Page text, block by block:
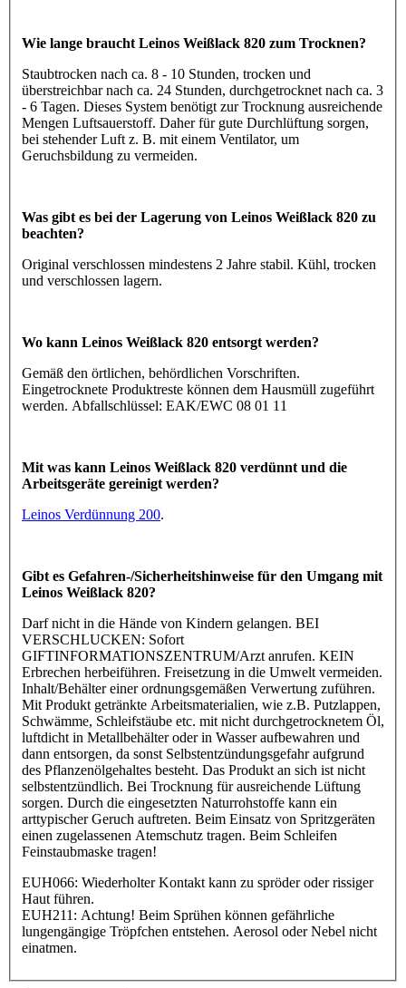
Wie lange braucht Leinos Weißlack 820 zum Trocknen?
Staubtrocken nach ca. 8 - 10 Stunden, trocken und
überstreichbar nach ca. 24 Stunden, durchgetrocknet nach ca. 3
- 6 Tagen. Dieses System benötigt zur Trocknung ausreichende
Mengen Luftsauerstoff. Daher für gute Durchlüftung sorgen,
bei stehender Luft z. B. mit einem Ventilator, um
Geruchsbildung zu vermeiden.
Was gibt es bei der Lagerung von Leinos Weißlack 820 zu
beachten?
Original verschlossen mindestens 2 Jahre stabil. Kühl, trocken
und verschlossen lagern.
Wo kann Leinos Weißlack 820 entsorgt werden?
Gemäß den örtlichen, behördlichen Vorschriften.
Eingetrocknete Produktreste können dem Hausmüll zugeführt
werden. Abfallschlüssel: EAK/EWC 08 01 11
Mit was kann Leinos Weißlack 820 verdünnt und die
Arbeitsgeräte gereinigt werden?
Leinos Verdünnung 200.
Gibt es Gefahren-/Sicherheitshinweise für den Umgang mit
Leinos Weißlack 820?
Darf nicht in die Hände von Kindern gelangen. BEI
VERSCHLUCKEN: Sofort
GIFTINFORMATIONSZENTRUM/Arzt anrufen. KEIN
Erbrechen herbeiführen. Freisetzung in die Umwelt vermeiden.
Inhalt/Behälter einer ordnungsgemäßen Verwertung zuführen.
Mit Produkt getränkte Arbeitsmaterialien, wie z.B. Putzlappen,
Schwämme, Schleifstäube etc. mit nicht durchgetrocknetem Öl,
luftdicht in Metallbehälter oder in Wasser aufbewahren und
dann entsorgen, da sonst Selbstentzündungsgefahr aufgrund
des Pflanzenölgehaltes besteht. Das Produkt an sich ist nicht
selbstentzündlich. Bei Trocknung für ausreichende Lüftung
sorgen. Durch die eingesetzten Naturrohstoffe kann ein
arttypischer Geruch auftreten. Beim Einsatz von Spritzgeräten
einen zugelassenen Atemschutz tragen. Beim Schleifen
Feinstaubmaske tragen!
EUH066: Wiederholter Kontakt kann zu spröder oder rissiger
Haut führen.
EUH211: Achtung! Beim Sprühen können gefährliche
lungengängige Tröpfchen entstehen. Aerosol oder Nebel nicht
einatmen.